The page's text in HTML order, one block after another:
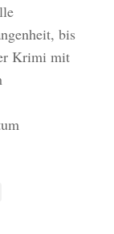
bis
Krimi mit